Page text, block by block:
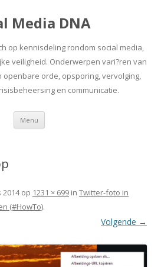
Media DNA
op kennisdeling rondom social media,
veiligheid. Onderwerpen vari?ren van
openbare orde, opsporing, vervolging,
en communicatie.
Menu Spring
inhoud
2014op 1231 × 699 in Twitter-foto in
(#HowTo).
Volgende →